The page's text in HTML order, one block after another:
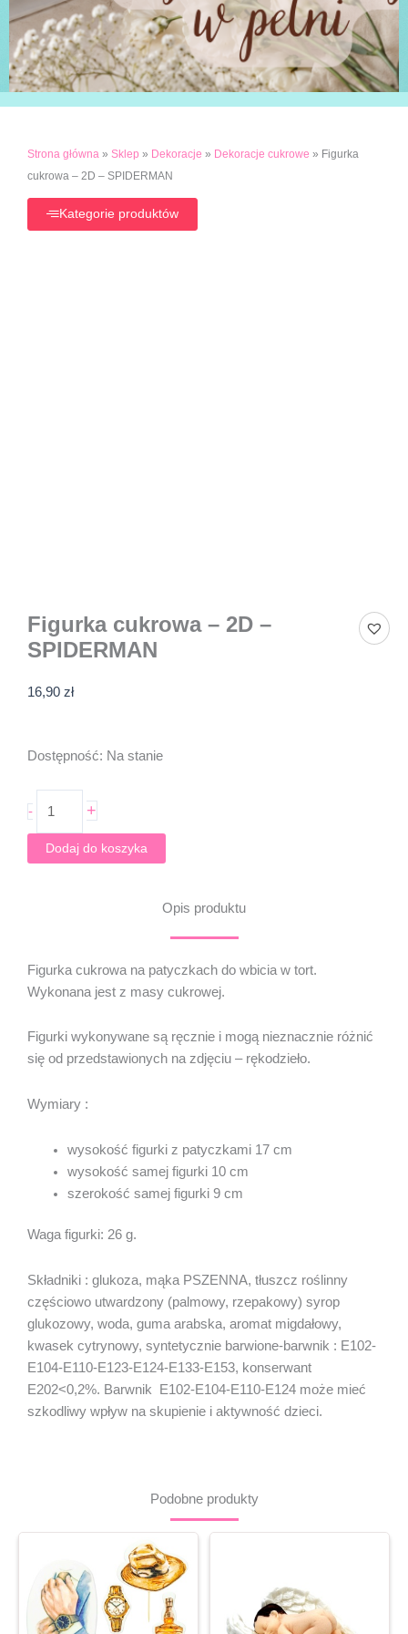
Strona główna » Sklep » Dekoracje » Dekoracje cukrowe » Figurka
cukrowa – 2D – SPIDERMAN
Kategorie produktów
Figurka cukrowa – 2D –
SPIDERMAN
16,90 zł
Dostępność: Na stanie
-
ilość
2D
-
+
Dodaj do koszyka
Opis produktu
Figurka cukrowa na patyczkach do wbicia w tort.
Wykonana jest z masy cukrowej.
Figurki wykonywane są ręcznie i mogą nieznacznie różnić
się od przedstawionych na zdjęciu – rękodzieło.
Wymiary :
wysokość figurki z patyczkami 17 cm
wysokość samej figurki 10 cm
szerokość samej figurki 9 cm
Waga figurki: 26 g.
Składniki : glukoza, mąka PSZENNA, tłuszcz roślinny
częściowo utwardzony (palmowy, rzepakowy) syrop
glukozowy, woda, guma arabska, aromat migdałowy,
kwasek cytrynowy, syntetycznie barwione-barwnik : E102-
E104-E110-E123-E124-E133-E153, konserwant
E202<0,2%. Barwnik E102-E104-E110-E124 może mieć
szkodliwy wpływ na skupienie i aktywność dzieci.
Podobne produkty